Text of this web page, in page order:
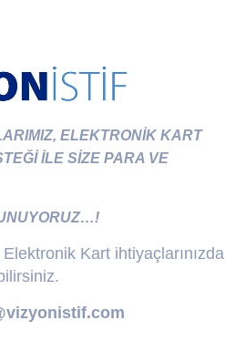
ELEKTRONİK KART
İLE SİZE PARA VE
Kart ihtiyaçlarınızda